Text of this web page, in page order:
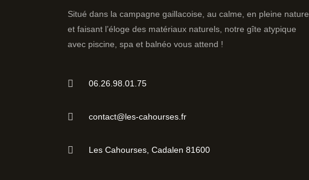
Situé dans la campagne gaillacoise, au calme, en pleine nature
et faisant l’éloge des matériaux naturels, notre gîte atypique
avec piscine, spa et balnéo vous attend !
06.26.98.01.75
contact@les-cahourses.fr
Les Cahourses, Cadalen 81600